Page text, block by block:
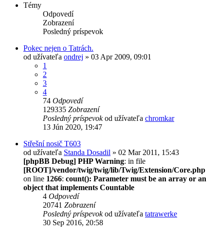
Témy
Odpovedí
Zobrazení
Posledný príspevok
Pokec nejen o Tatrách.
od užívateľa ondrej » 03 Apr 2009, 09:01
1
2
3
4
74 Odpovedí
129335 Zobrazení
Posledný príspevokod užívateľa chromkar
13 Jún 2020, 19:47
Střešní nosič T603
od užívateľa Standa Dosadil » 02 Mar 2011, 15:43
[phpBB Debug] PHP Warning: in file
[ROOT]/vendor/twig/twig/lib/Twig/Extension/Core.php
on line 1266: count(): Parameter must be an array or an
object that implements Countable
4 Odpovedí
20741 Zobrazení
Posledný príspevokod užívateľa tatrawerke
30 Sep 2016, 20:58